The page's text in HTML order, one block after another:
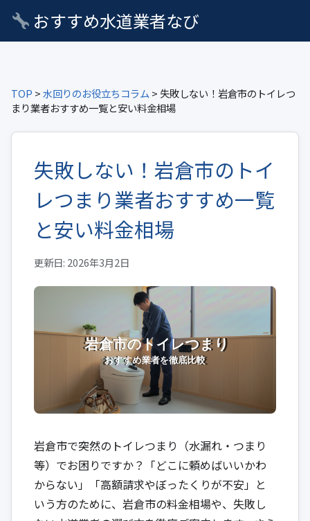
おすすめ水道業者なび
TOP >水回りのお役立ちコラム > 失敗しない！岩倉市のトイレつ
まり業者おすすめ一覧と安い料金相場
失敗しない！岩倉市のトイ
レつまり業者おすすめ一覧
と安い料金相場
更新日: 2026年3月2日
岩倉市で突然のトイレつまり（水漏れ・つまり
等）でお困りですか？「どこに頼めばいいかわ
からない」「高額請求やぼったくりが不安」と
いう方のために、岩倉市の料金相場や、失敗し